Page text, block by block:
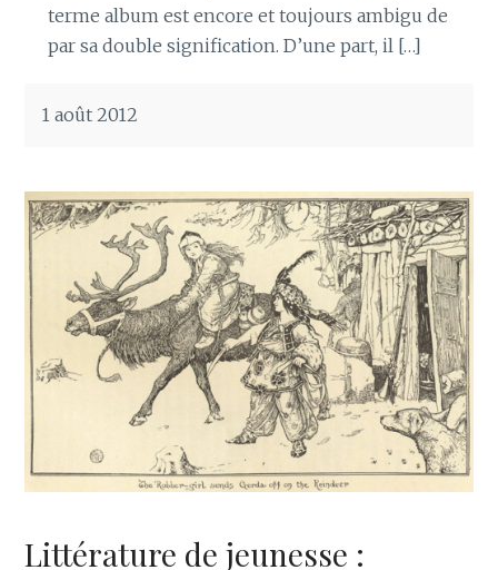
terme album est encore et toujours ambigu de
par sa double signification. D’une part, il […]
1 août 2012
Littérature de jeunesse :